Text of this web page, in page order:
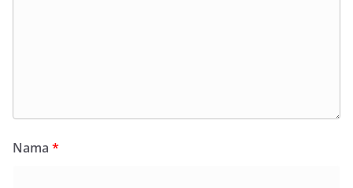
Nama *